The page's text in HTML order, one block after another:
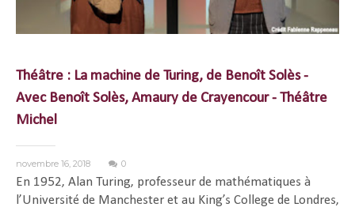
Théâtre : La machine de Turing, de Benoît Solès -
Avec Benoît Solès, Amaury de Crayencour - Théâtre
Michel
novembre 16, 2018 0
En 1952, Alan Turing, professeur de mathématiques à
l’Université de Manchester et au King’s College de Londres,